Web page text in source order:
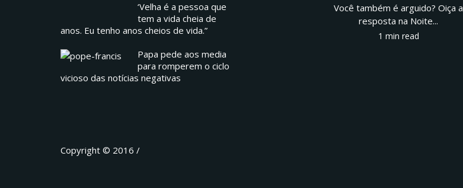
‘Velha é a pessoa que
tem a vida cheia de
anos. Eu tenho anos cheios de vida.”
Papa pede aos media
para romperem o ciclo
vicioso das notícias negativas
Você também é arguido? Oiça a
resposta na Noite...
1 min read
Copyright © 2016 /